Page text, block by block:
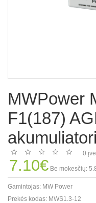
MWPower
F1(187)
0
7.10€ Be mokesčių:
Gamintojas: MW Power
Prekės kodas: MWS1.3-12